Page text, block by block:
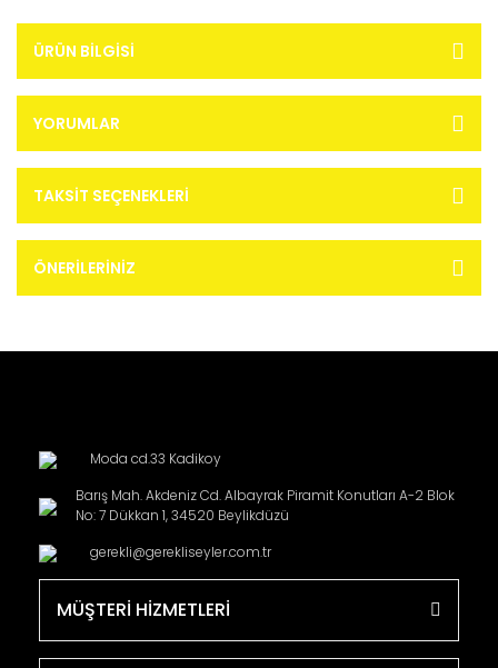
ÜRÜN BILGISI
YORUMLAR
TAKSIT SEÇENEKLERI
ÖNERILERINIZ
Moda cd.33 Kadikoy
Barış Mah. Akdeniz Cd. Albayrak Piramit Konutları A-2 Blok
No: 7 Dükkan 1, 34520 Beylikdüzü
gerekli@gerekliseyler.com.tr
MÜŞTERİ HİZMETLERİ